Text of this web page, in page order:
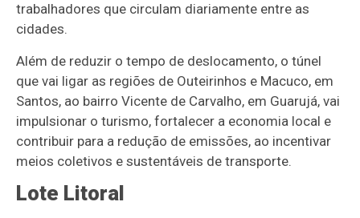
trabalhadores que circulam diariamente entre as
cidades.
Além de reduzir o tempo de deslocamento, o túnel
que vai ligar as regiões de Outeirinhos e Macuco, em
Santos, ao bairro Vicente de Carvalho, em Guarujá, vai
impulsionar o turismo, fortalecer a economia local e
contribuir para a redução de emissões, ao incentivar
meios coletivos e sustentáveis de transporte.
Lote Litoral